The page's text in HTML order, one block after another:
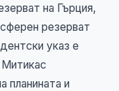
на Гърция,
резерват
указ е
Митикас
планината и